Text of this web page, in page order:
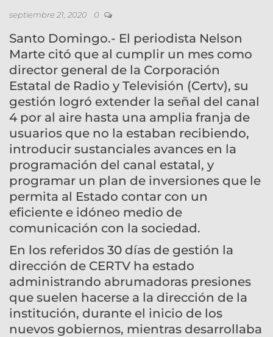
septiembre 21, 2020 0
Santo Domingo.- El periodista Nelson
Marte citó que al cumplir un mes como
director general de la Corporación
Estatal de Radio y Televisión (Certv), su
gestión logró extender la señal del canal
4 por al aire hasta una amplia franja de
usuarios que no la estaban recibiendo,
introducir sustanciales avances en la
programación del canal estatal, y
programar un plan de inversiones que le
permita al Estado contar con un
eficiente e idóneo medio de
comunicación con la sociedad.
En los referidos 30 días de gestión la
dirección de CERTV ha estado
administrando abrumadoras presiones
que suelen hacerse a la dirección de la
institución, durante el inicio de los
nuevos gobiernos, mientras desarrollaba